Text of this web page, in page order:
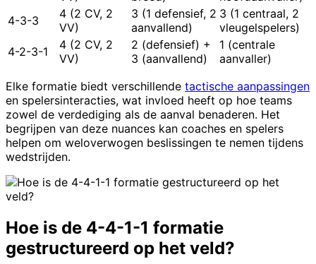
4-3-3
4 (2 CV, 2
VV)
3 (1 defensief, 2
aanvallend)
3 (1 centraal, 2
vleugelspelers)
4-2-3-1
4 (2 CV, 2
VV)
2 (defensief) +
3 (aanvallend)
1 (centrale
aanvaller)
Elke formatie biedt verschillende tactische aanpassingen
en spelersinteracties, wat invloed heeft op hoe teams
zowel de verdediging als de aanval benaderen. Het
begrijpen van deze nuances kan coaches en spelers
helpen om weloverwogen beslissingen te nemen tijdens
wedstrijden.
Hoe is de 4-4-1-1 formatie
gestructureerd op het veld?